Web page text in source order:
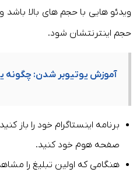
ویدئو هایی با حجم های بالا
حجم اینترنتشان شود.
آموزش یوتیوبر شدن: چگونه
برنامه اینستاگرام خود را
صفحه هوم خود کنید.